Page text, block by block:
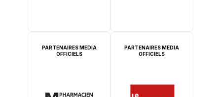
PARTENAIRES MEDIA
OFFICIELS
PARTENAIRES MEDIA
OFFICIELS